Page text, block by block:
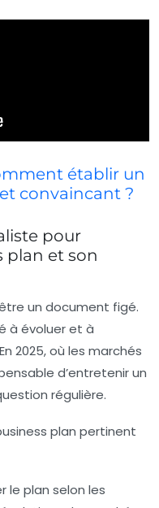
établir un
convaincant ?
pour
plan et son
un document figé.
à évoluer et à
2025, où les marchés
d’entretenir un
régulière.
plan pertinent
le plan selon les